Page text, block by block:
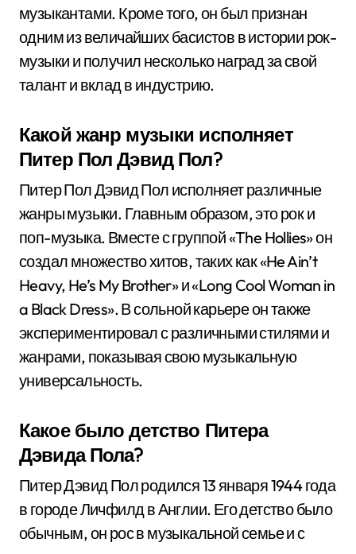
музыкантами. Кроме того, он был признан
одним из величайших басистов в истории рок-
музыки и получил несколько наград за свой
талант и вклад в индустрию.
Какой жанр музыки исполняет
Питер Пол Дэвид Пол?
Питер Пол Дэвид Пол исполняет различные
жанры музыки. Главным образом, это рок и
поп-музыка. Вместе с группой «The Hollies» он
создал множество хитов, таких как «He Ain’t
Heavy, He’s My Brother» и «Long Cool Woman in
a Black Dress». В сольной карьере он также
экспериментировал с различными стилями и
жанрами, показывая свою музыкальную
универсальность.
Какое было детство Питера
Дэвида Пола?
Питер Дэвид Пол родился 13 января 1944 года
в городе Личфилд в Англии. Его детство было
обычным, он рос в музыкальной семье и с